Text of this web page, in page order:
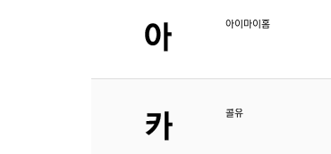
아이마이홈
콜유